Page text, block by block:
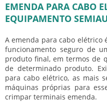
EMENDA PARA CABO
EQUIPAMENTO
Aemenda para cabo elétrico
funcionamento seguro de
produto final, em termos de
de determinado produto.
para cabo elétrico, as mais
máquinas próprias para
crimpar terminais emenda.